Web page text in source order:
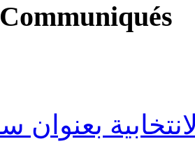
بعنوان سنة